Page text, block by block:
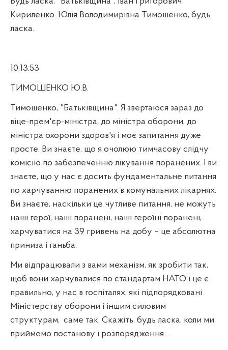
Кириленко. Юлія Володимирівна Тимошенко, будь
ласка.
10:13:53
ТИМОШЕНКО Ю.В.
Тимошенко, "Батьківщина". Я звертаюся зараз до
віце-прем'єр-міністра, до міністра оборони, до
міністра охорони здоров'я і моє запитання дуже
просте. Ви знаєте, що я очолюю тимчасову слідчу
комісію по забезпеченню лікування поранених. І ви
знаєте, що у нас є досить фундаментальне питання
по харчуванню поранених в комунальних лікарнях.
Ви знаєте, наскільки це чутливе питання, не можуть
наші герої, наші поранені, наші героїні поранені,
харчуватися на 39 гривень на добу – це абсолютна
приниза і ганьба.
Ми відпрацювали з вами механізм, як зробити так,
щоб вони харчувалися по стандартам НАТО і це є
правильно, у нас в госпіталях, які підпорядковані
Міністерству оборони і іншим силовим
структурам, саме так. Скажіть, будь ласка, коли ми
приймемо постанову і розпорядження…